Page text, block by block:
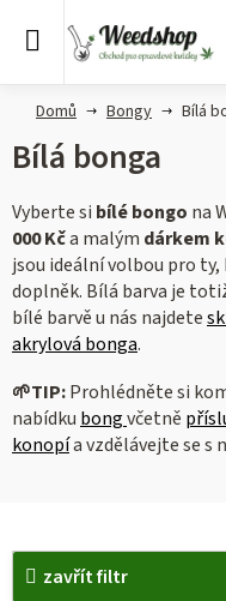
Domů Bongy Bílá
Bílá bonga
Vyberte si bílé bongo na
000 Kča malým dárkem
jsou ideální volbou pro
doplněk. Bílá barva je
bílé barvě u nás najdete
akrylová bonga.
🌱TIP:Prohlédněte si
nabídku bongvčetně
konopía vzdělávejte se s
zavřít filtr
V